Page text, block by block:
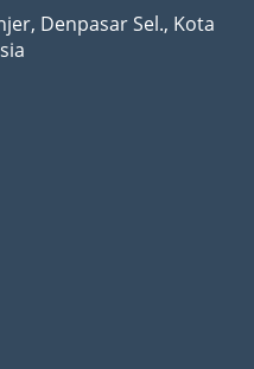
Denpasar Sel., Kota